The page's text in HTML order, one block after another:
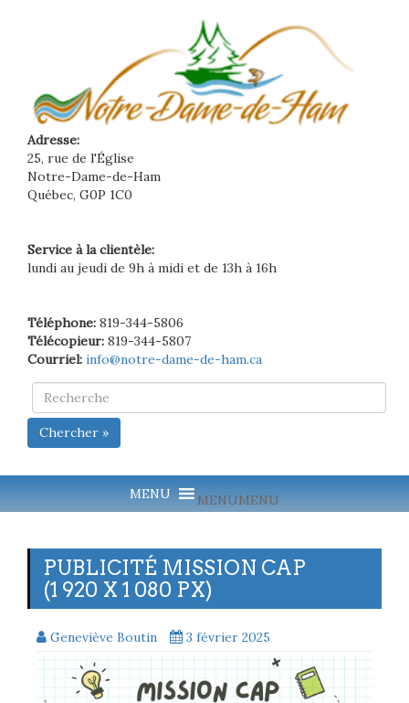
Adresse:
25, rue de l'Église
Notre-Dame-de-Ham
Québec, G0P 1C0
Service à la clientèle:
lundi au jeudi de 9h à midi et de 13h à 16h
Téléphone: 819-344-5806
Télécopieur: 819-344-5807
Courriel: info@notre-dame-de-ham.ca
Chercher »
MENUMENU
PUBLICITÉ MISSION CAP
(1 920 X 1 080 PX)
Geneviève Boutin 3 février 2025